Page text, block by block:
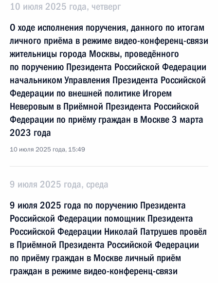
10 июля 2025 года, четверг
О ходе исполнения поручения, данного по итогам
личного приёма в режиме видео-конференц-связи
жительницы города Москвы, проведённого
по поручению Президента Российской Федерации
начальником Управления Президента Российской
Федерации по внешней политике Игорем
Неверовым в Приёмной Президента Российской
Федерации по приёму граждан в Москве 3 марта
2023 года
10 июля 2025 года, 15:49
9 июля 2025 года, среда
9 июля 2025 года по поручению Президента
Российской Федерации помощник Президента
Российской Федерации Николай Патрушев провёл
в Приёмной Президента Российской Федерации
по приёму граждан в Москве личный приём
граждан в режиме видео-конференц-связи